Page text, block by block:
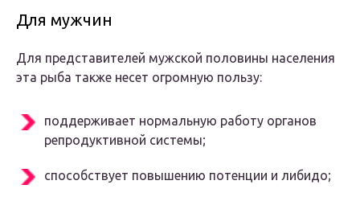
Для мужчин
Для представителей мужской половины населения
эта рыба также несет огромную пользу:
поддерживает нормальную работу органов
репродуктивной системы;
способствует повышению потенции и либидо;